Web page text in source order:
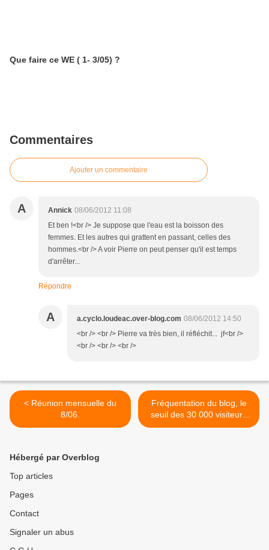
Que faire ce WE ( 1- 3/05) ?
Commentaires
Ajouter un commentaire
A Annick 08/06/2012 11:08
Et ben !<br /> Je suppose que l'eau est la boisson des
femmes. Et les autres qui grattent en passant, celles des
hommes.<br /> A voir Pierre on peut penser qu'il est temps
d'arrêter...
Répondre
A a.cyclo.loudeac.over-blog.com 08/06/2012 14:50
<br /> <br /> Pierre va très bien, il réfléchit... jf<br />
<br /> <br /> <br />
< Réunion mensuelle du
8/06.
Fréquentation du blog, le
seuil des 30 000 visiteurs
franchi. >
Hébergé par Overblog
Top articles
Pages
Contact
Signaler un abus